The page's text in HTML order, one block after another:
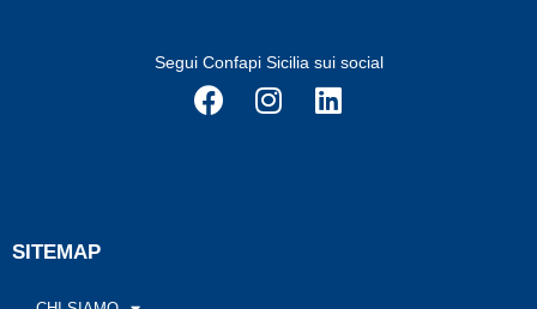
Segui Confapi Sicilia sui social
SITEMAP